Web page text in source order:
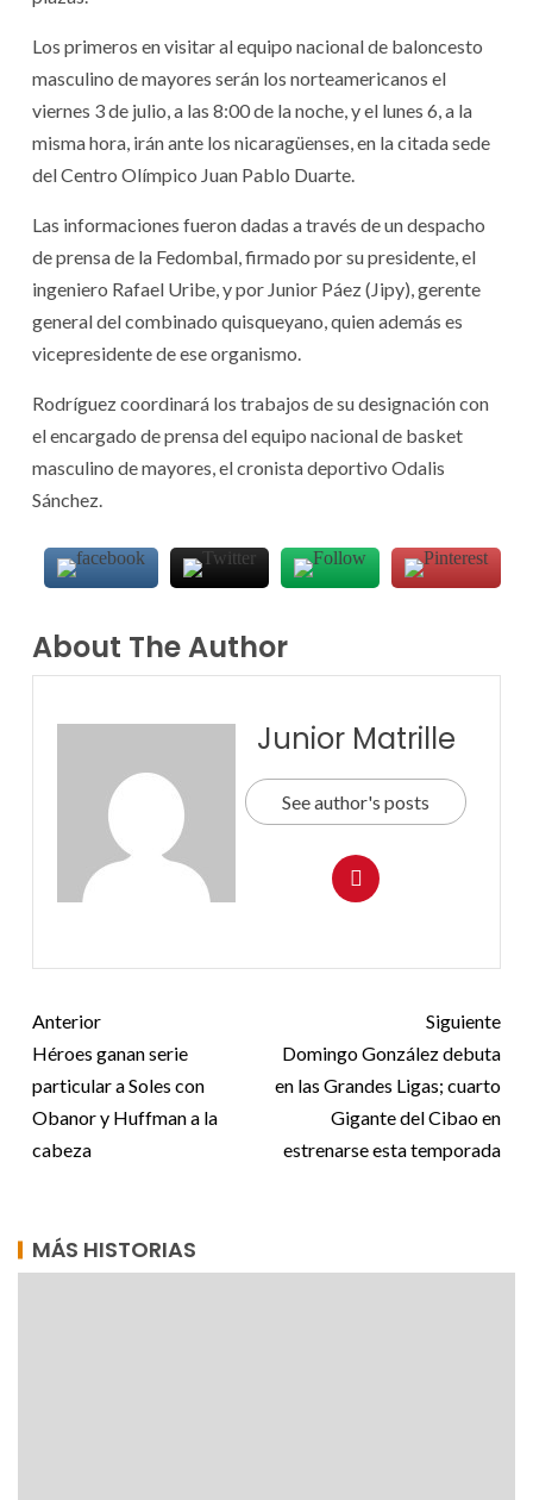
Los primeros en visitar al equipo nacional de baloncesto
masculino de mayores serán los norteamericanos el
viernes 3 de julio, a las 8:00 de la noche, y el lunes 6, a la
misma hora, irán ante los nicaragüenses, en la citada sede
del Centro Olímpico Juan Pablo Duarte.
Las informaciones fueron dadas a través de un despacho
de prensa de la Fedombal, firmado por su presidente, el
ingeniero Rafael Uribe, y por Junior Páez (Jipy), gerente
general del combinado quisqueyano, quien además es
vicepresidente de ese organismo.
Rodríguez coordinará los trabajos de su designación con
el encargado de prensa del equipo nacional de basket
masculino de mayores, el cronista deportivo Odalis
Sánchez.
About The Author
Junior Matrille
See author's posts
Anterior
Héroes ganan serie
particular a Soles con
Obanor y Huffman a la
cabeza
Siguiente
Domingo González debuta
en las Grandes Ligas; cuarto
Gigante del Cibao en
estrenarse esta temporada
MÁS HISTORIAS